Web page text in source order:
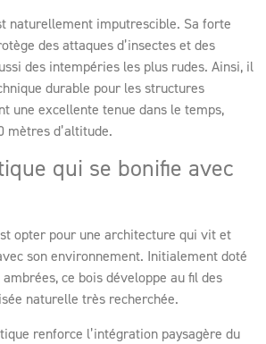
naturellement imputrescible. Sa forte
des attaques d’insectes et des
des intempéries les plus rudes. Ainsi, il
durable pour les structures
une excellente tenue dans le temps,
mètres d’altitude.
qui se bonifie avec
opter pour une architecture qui vit et
son environnement. Initialement doté
ce bois développe au fil des
naturelle très recherchée.
renforce l’intégration paysagère du